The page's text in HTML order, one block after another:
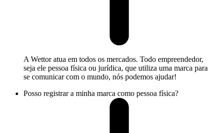
A Wettor atua em todos os mercados. Todo empreendedor,
seja ele pessoa física ou jurídica, que utiliza uma marca para
se comunicar com o mundo, nós podemos ajudar!
Posso registrar a minha marca como pessoa física?